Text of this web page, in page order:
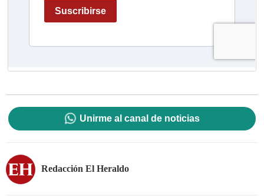
Unirme al canal de noticias
Redacción El Heraldo